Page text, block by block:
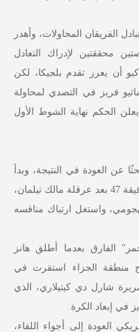
الفريقان المحاولات، وأهدر
محققتين لإدراك التعادل
أن يعزز تقدم بلجيكا، لكن
فريز في التصدي لمحاولة
الحكم نهاية الشوط الأول
عن العودة في النتيجة، وبدأ
بمحاولة الحصول على ركلة حرة في الدقيقة 47 بعد عرقلة مالك تيلمان،
واستغل ارتباك منافسه
الحمر" الفارق بعدما أطلق هانز
منطقة الجزاء استقرت في
شارل دي كيتيلاري، الذي
في إبعاد الكرة.
العودة إلى أجواء اللقاء،